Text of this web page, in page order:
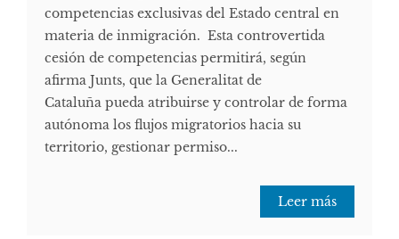
competencias exclusivas del Estado central en
materia de inmigración. Esta controvertida
cesión de competencias permitirá, según
afirma Junts, que la Generalitat de
Cataluña pueda atribuirse y controlar de forma
autónoma los flujos migratorios hacia su
territorio, gestionar permiso...
Leer más